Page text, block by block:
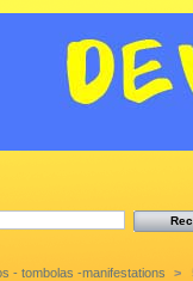
- tombolas -manifestations >